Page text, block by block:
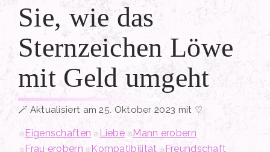
Sie, wie das
Sternzeichen Löwe
mit Geld umgeht
Aktualisiert am 25. Oktober 2023 mit ♡
Eigenschaften Liebe
Mann erobern
Frau erobern
Kompatibilität
Freundschaft